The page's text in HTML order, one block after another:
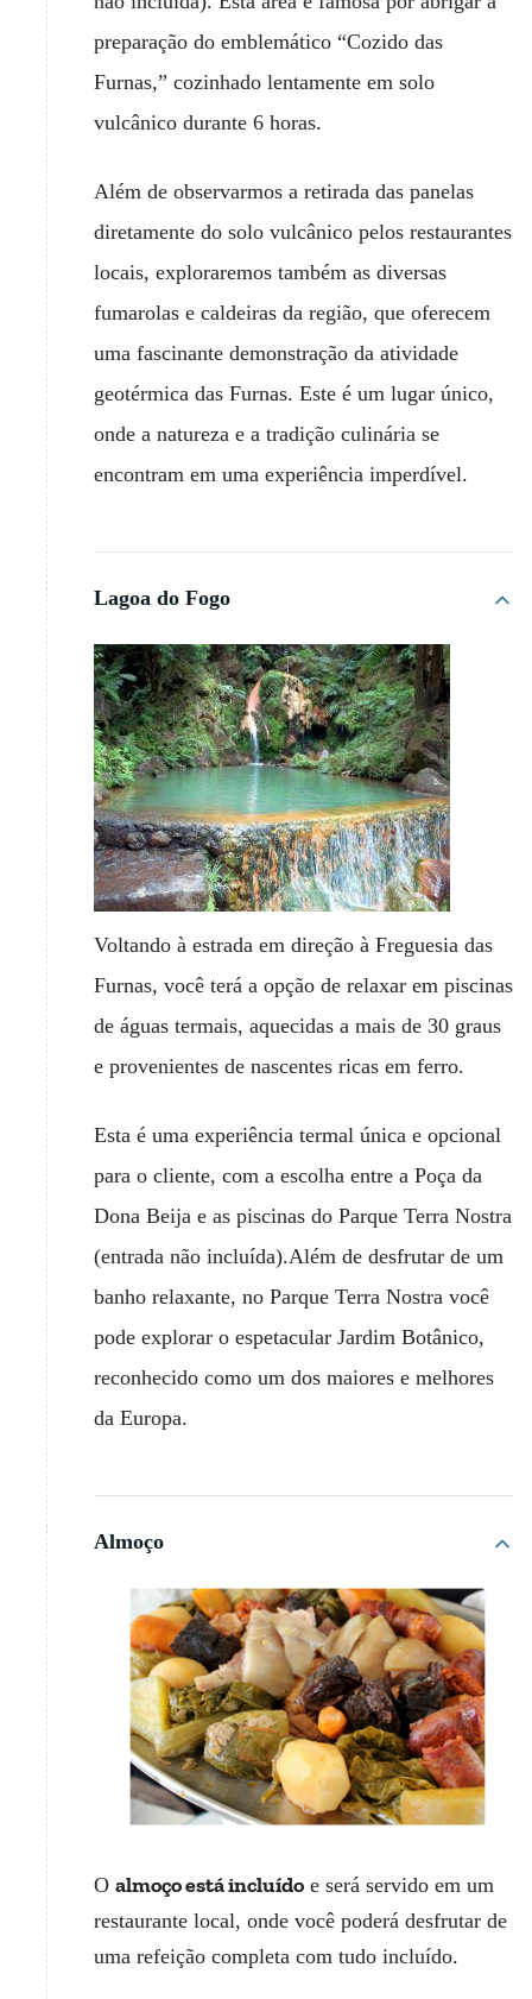
preparação do emblemático “Cozido das
Furnas,” cozinhado lentamente em solo
vulcânico durante 6 horas.
Além de observarmos a retirada das panelas
diretamente do solo vulcânico pelos restaurantes
locais, exploraremos também as diversas
fumarolas e caldeiras da região, que oferecem
uma fascinante demonstração da atividade
geotérmica das Furnas. Este é um lugar único,
onde a natureza e a tradição culinária se
encontram em uma experiência imperdível.
Lagoa do Fogo
Voltando à estrada em direção à Freguesia das
Furnas, você terá a opção de relaxar em piscinas
de águas termais, aquecidas a mais de 30 graus
e provenientes de nascentes ricas em ferro.
Esta é uma experiência termal única e opcional
para o cliente, com a escolha entre a Poça da
Dona Beija e as piscinas do Parque Terra Nostra
(entrada não incluída).Além de desfrutar de um
banho relaxante, no Parque Terra Nostra você
pode explorar o espetacular Jardim Botânico,
reconhecido como um dos maiores e melhores
da Europa.
Almoço
O almoço está incluído e será servido em um
restaurante local, onde você poderá desfrutar de
uma refeição completa com tudo incluído.